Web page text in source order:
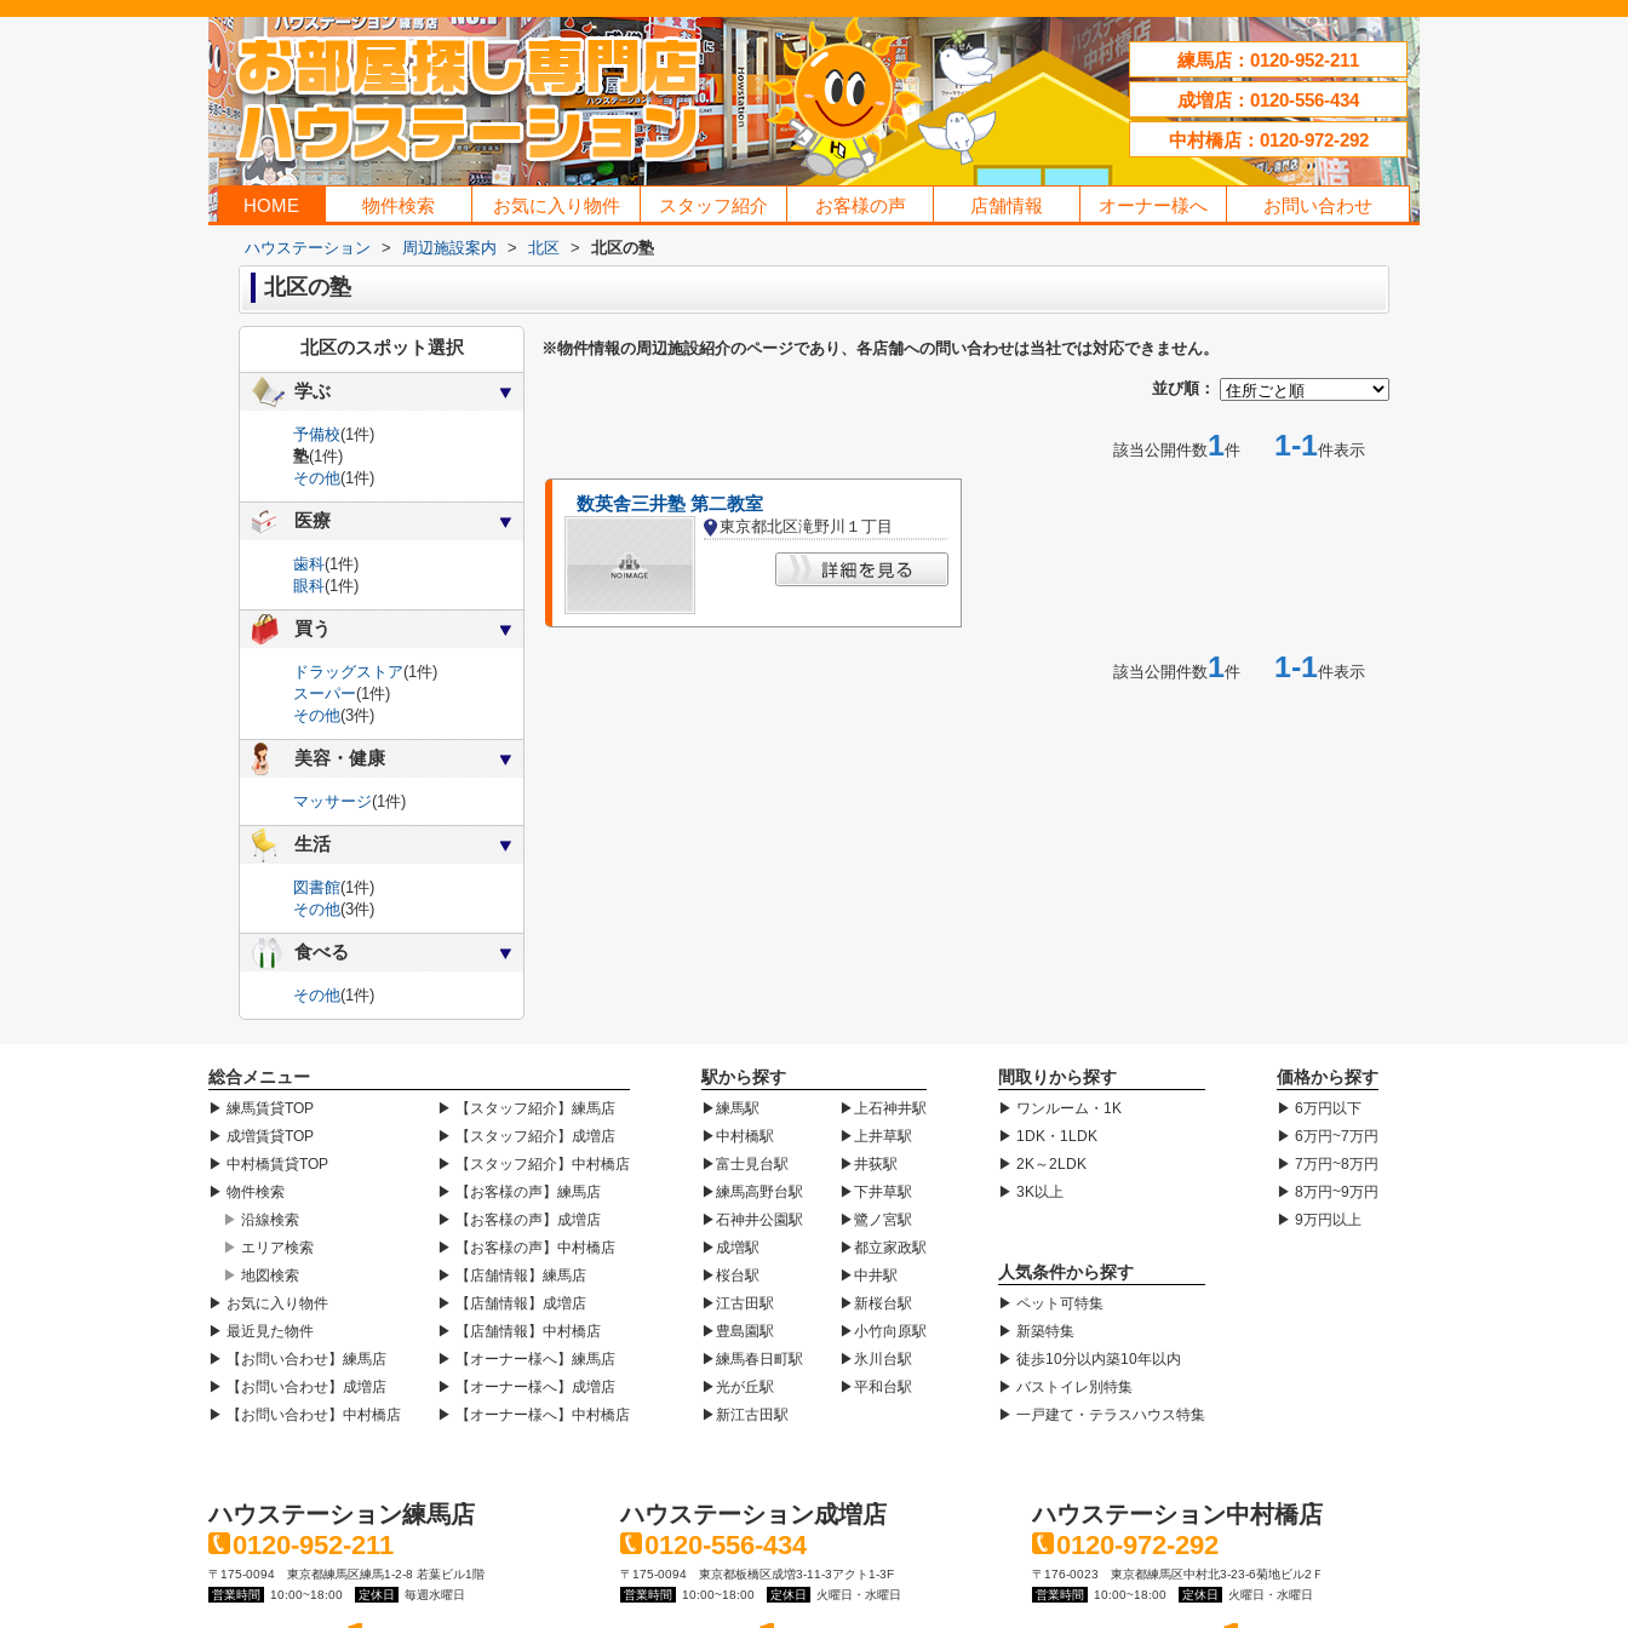
練馬店：0120-952-211
成増店：0120-556-434
中村橋店：0120-972-292
HOME 物件検索 お気に入り物件 スタッフ紹介 お客様の声 店舗情報 オーナー様へ お問い合わせ
ハウステーション > 周辺施設案内 > 北区 > 北区の塾
北区の塾
※物件情報の周辺施設紹介のページであり、各店舗への問い合わせは当社では対応できません。
並び順：
該当公開件数1件 1-1件表示
数英舎三井塾 第二教室
東京都北区滝野川１丁目
該当公開件数1件 1-1件表示
北区のスポット選択
学ぶ
予備校(1件)
塾(1件)
その他(1件)
医療
歯科(1件)
眼科(1件)
買う
ドラッグストア(1件)
スーパー(1件)
その他(3件)
美容・健康
マッサージ(1件)
生活
図書館(1件)
その他(3件)
食べる
その他(1件)
総合メニュー
▶ 練馬賃貸TOP
▶ 成増賃貸TOP
▶ 中村橋賃貸TOP
▶ 物件検索
▶ 沿線検索
▶ エリア検索
▶ 地図検索
▶ お気に入り物件
▶ 最近見た物件
▶ 【お問い合わせ】練馬店
▶ 【お問い合わせ】成増店
▶ 【お問い合わせ】中村橋店
▶ 【スタッフ紹介】練馬店
▶ 【スタッフ紹介】成増店
▶ 【スタッフ紹介】中村橋店
▶ 【お客様の声】練馬店
▶ 【お客様の声】成増店
▶ 【お客様の声】中村橋店
▶ 【店舗情報】練馬店
▶ 【店舗情報】成増店
▶ 【店舗情報】中村橋店
▶ 【オーナー様へ】練馬店
▶ 【オーナー様へ】成増店
▶ 【オーナー様へ】中村橋店
駅から探す
▶練馬駅
▶中村橋駅
▶富士見台駅
▶練馬高野台駅
▶石神井公園駅
▶成増駅
▶桜台駅
▶江古田駅
▶豊島園駅
▶練馬春日町駅
▶光が丘駅
▶新江古田駅
▶上石神井駅
▶上井草駅
▶井荻駅
▶下井草駅
▶鷺ノ宮駅
▶都立家政駅
▶中井駅
▶新桜台駅
▶小竹向原駅
▶氷川台駅
▶平和台駅
間取りから探す
▶ ワンルーム・1K
▶ 1DK・1LDK
▶ 2K～2LDK
▶ 3K以上
人気条件から探す
▶ ペット可特集
▶ 新築特集
▶ 徒歩10分以内築10年以内
▶ バストイレ別特集
▶ 一戸建て・テラスハウス特集
価格から探す
▶ 6万円以下
▶ 6万円~7万円
▶ 7万円~8万円
▶ 8万円~9万円
▶ 9万円以上
ハウステーション練馬店
0120-952-211
〒175-0094 東京都練馬区練馬1-2-8 若葉ビル1階
営業時間
10:00~18:00 定休日 毎週水曜日
ハウステーション成増店
0120-556-434
〒175-0094 東京都板橋区成増3-11-3アクト1-3F
営業時間
10:00~18:00 定休日 火曜日・水曜日
ハウステーション中村橋店
0120-972-292
〒176-0023 東京都練馬区中村北3-23-6菊地ビル2Ｆ
営業時間
10:00~18:00 定休日 火曜日・水曜日